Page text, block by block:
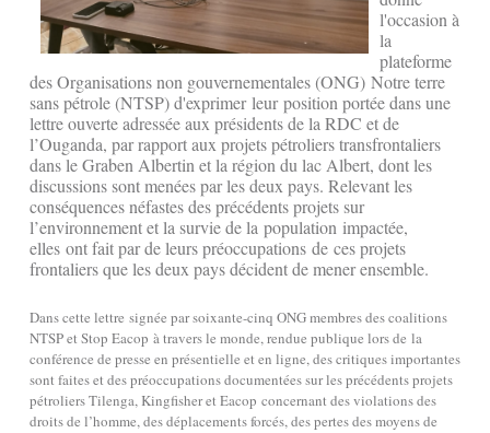
l'occasion à
la
plateforme
des Organisations non gouvernementales (ONG) Notre terre
sans pétrole (NTSP) d'exprimer leur position portée dans une
lettre ouverte adressée aux présidents de la RDC et de
l’Ouganda, par rapport aux projets pétroliers transfrontaliers
dans le Graben Albertin et la région du lac Albert, dont les
discussions sont menées par les deux pays. Relevant les
conséquences néfastes des précédents projets sur
l’environnement et la survie de la population impactée,
elles ont fait par de leurs préoccupations de ces projets
frontaliers que les deux pays décident de mener ensemble.
Dans cette lettre signée par soixante-cinq ONG membres des coalitions
NTSP et Stop Eacop à travers le monde, rendue publique lors de la
conférence de presse en présentielle et en ligne, des critiques importantes
sont faites et des préoccupations documentées sur les précédents projets
pétroliers Tilenga, Kingfisher et Eacop concernant des violations des
droits de l’homme, des déplacements forcés, des pertes des moyens de